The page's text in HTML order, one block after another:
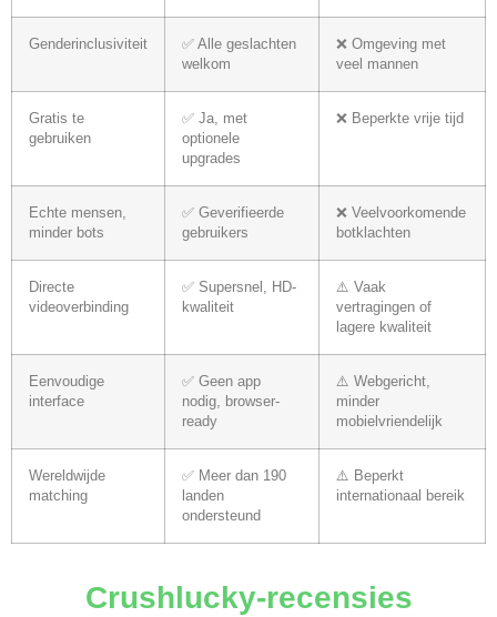
Genderinclusiviteit
✅ Alle geslachten
welkom
❌ Omgeving met
veel mannen
Gratis te
gebruiken
✅ Ja, met
optionele
upgrades
❌ Beperkte vrije tijd
Echte mensen,
minder bots
✅ Geverifieerde
gebruikers
❌ Veelvoorkomende
botklachten
Directe
videoverbinding
✅ Supersnel, HD-
kwaliteit
⚠️ Vaak
vertragingen of
lagere kwaliteit
Eenvoudige
interface
✅ Geen app
nodig, browser-
ready
⚠️ Webgericht,
minder
mobielvriendelijk
Wereldwijde
matching
✅ Meer dan 190
landen
ondersteund
⚠️ Beperkt
internationaal bereik
Crushlucky-recensies